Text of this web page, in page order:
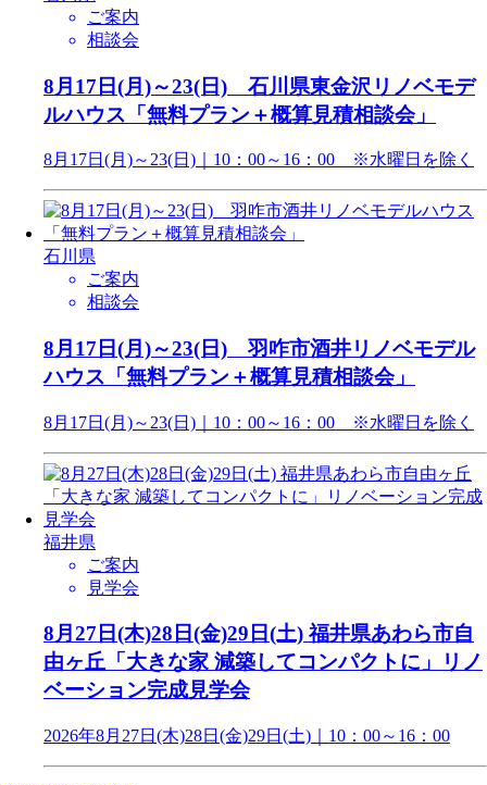
ご案内
相談会
8月17日(月)～23(日) 石川県東金沢リノベモデ
ルハウス「無料プラン＋概算見積相談会」
8月17日(月)～23(日)｜10：00～16：00 ※水曜日を除く
石川県
ご案内
相談会
8月17日(月)～23(日) 羽咋市酒井リノベモデル
ハウス「無料プラン＋概算見積相談会」
8月17日(月)～23(日)｜10：00～16：00 ※水曜日を除く
福井県
ご案内
見学会
8月27日(木)28日(金)29日(土) 福井県あわら市自
由ヶ丘「大きな家 減築してコンパクトに」リノ
ベーション完成見学会
2026年8月27日(木)28日(金)29日(土)｜10：00～16：00